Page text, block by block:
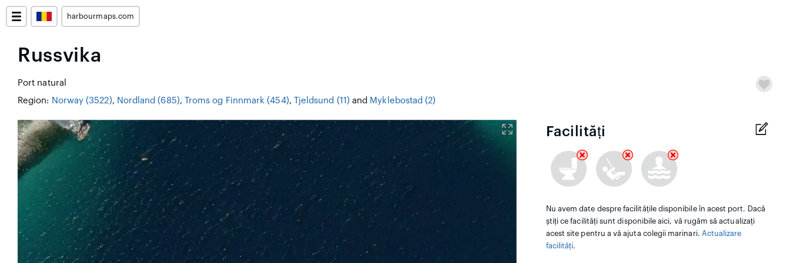
harbourmaps.com
Russvika
Port natural
Region: Norway (3522), Nordland (685), Troms og Finnmark (454), Tjeldsund (11) and Myklebostad (2)
Facilități
Nu avem date despre facilitățile disponibile în acest port. Dacă
știți ce facilități sunt disponibile aici, vă rugăm să actualizați
acest site pentru a vă ajuta colegii marinari. Actualizare
facilități.